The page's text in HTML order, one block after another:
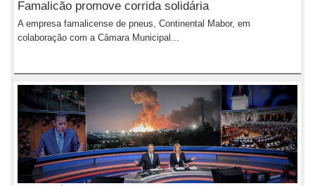
Famalicão promove corrida solidária
A empresa famalicense de pneus, Continental Mabor, em
colaboração com a Câmara Municipal...